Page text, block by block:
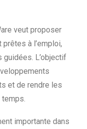
veut proposer
à l’emploi,
L’objectif
et de rendre les
importante dans